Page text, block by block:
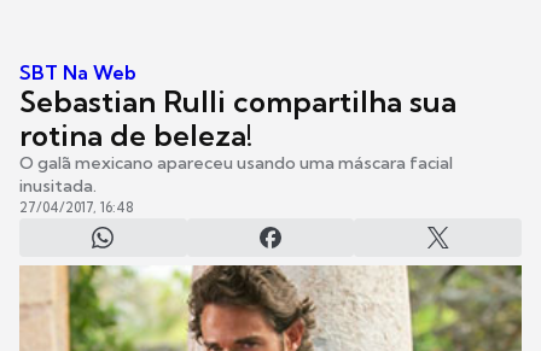
SBT Na Web
Sebastian Rulli compartilha sua
rotina de beleza!
O galã mexicano apareceu usando uma máscara facial
inusitada.
27/04/2017, 16:48